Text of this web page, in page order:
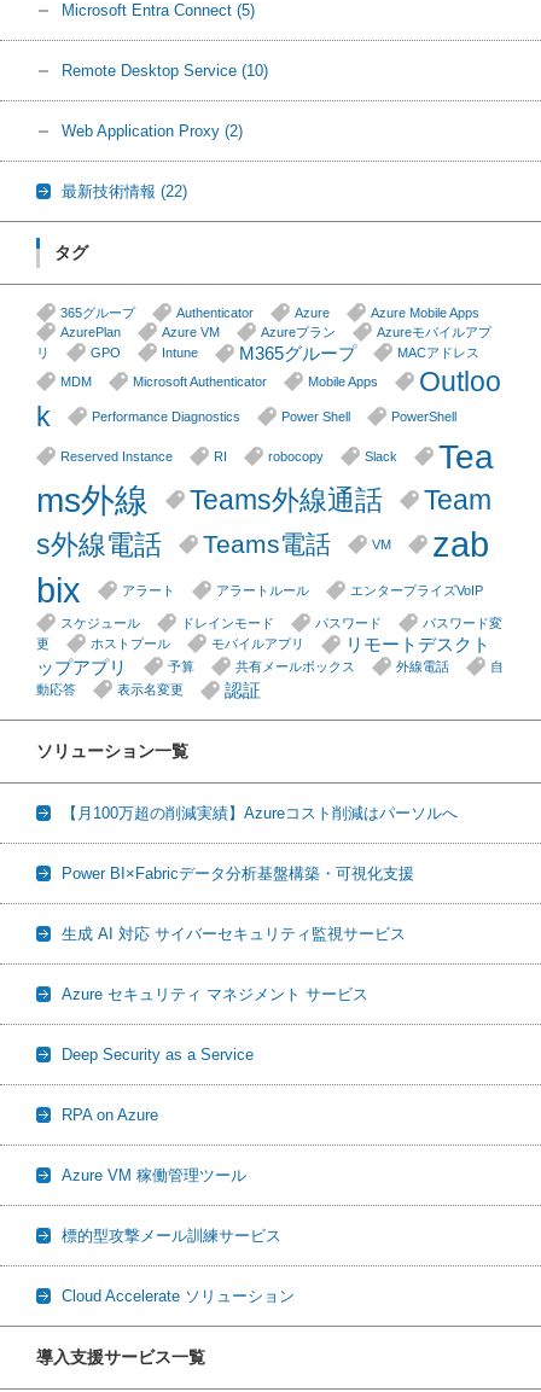
Microsoft Entra Connect (5)
Remote Desktop Service (10)
Web Application Proxy (2)
最新技術情報 (22)
タグ
365グループ Authenticator Azure
Azure Mobile Apps
AzurePlan
Azure VM Azureプラン
Azureモバイルアプ
リ
GPO Intune M365グループ
MACアドレス
MDM
Microsoft Authenticator Mobile Apps
Outloo
k
Performance Diagnostics Power Shell PowerShell
Reserved Instance RI robocopy Slack
Tea
ms外線
Teams外線通話
Team
s外線電話
Teams電話 VM
zab
bix
アラート アラートルール エンタープライズVoIP
スケジュール ドレインモード パスワード
パスワード変
更
ホストプール モバイルアプリ
リモートデスクト
ップアプリ
予算 共有メールボックス 外線電話
自
動応答
表示名変更 認証
ソリューション一覧
【月100万超の削減実績】Azureコスト削減はパーソルへ
Power BI×Fabricデータ分析基盤構築・可視化支援
生成 AI 対応 サイバーセキュリティ監視サービス
Azure セキュリティ マネジメント サービス
Deep Security as a Service
RPA on Azure
Azure VM 稼働管理ツール
標的型攻撃メール訓練サービス
Cloud Accelerate ソリューション
導入支援サービス一覧